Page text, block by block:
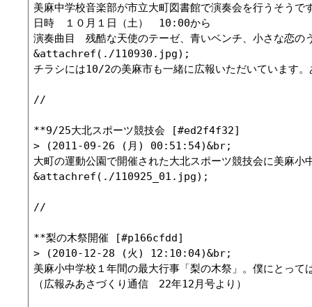
美麻中学校音楽部が市立大町図書館で演奏会を行うそうで
日時　１０月１日（土）　10:00から
演奏曲目　残酷な天使のテーゼ、青いベンチ、小さな恋の
&attachref(./110930.jpg);
チラシには10/2の美麻市も一緒に広報いただいています
//
**9/25大北スポーツ競技会 [#ed2f4f32]
> (2011-09-26 (月) 00:51:54)&br;
大町の運動公園で開催された大北スポーツ競技会に美麻
&attachref(./110925_01.jpg);
//
**梨の木祭開催 [#p166cfdd]
> (2010-12-28 (火) 12:10:04)&br;
美麻小中学校１年間の最大行事「梨の木祭」。僕にとっ
（広報みあさづくり通信　22年12月号より）